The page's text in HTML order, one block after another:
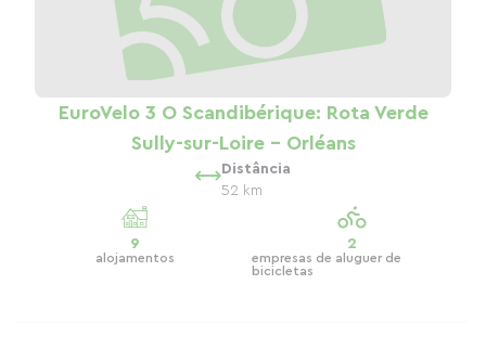
EuroVelo 3 O Scandibérique: Rota Verde
Sully-sur-Loire - Orléans
Distância
52 km
9
alojamentos
2
empresas de aluguer de
bicicletas